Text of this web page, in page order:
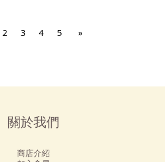
2 3 4 5 »
關於我們
商店介紹